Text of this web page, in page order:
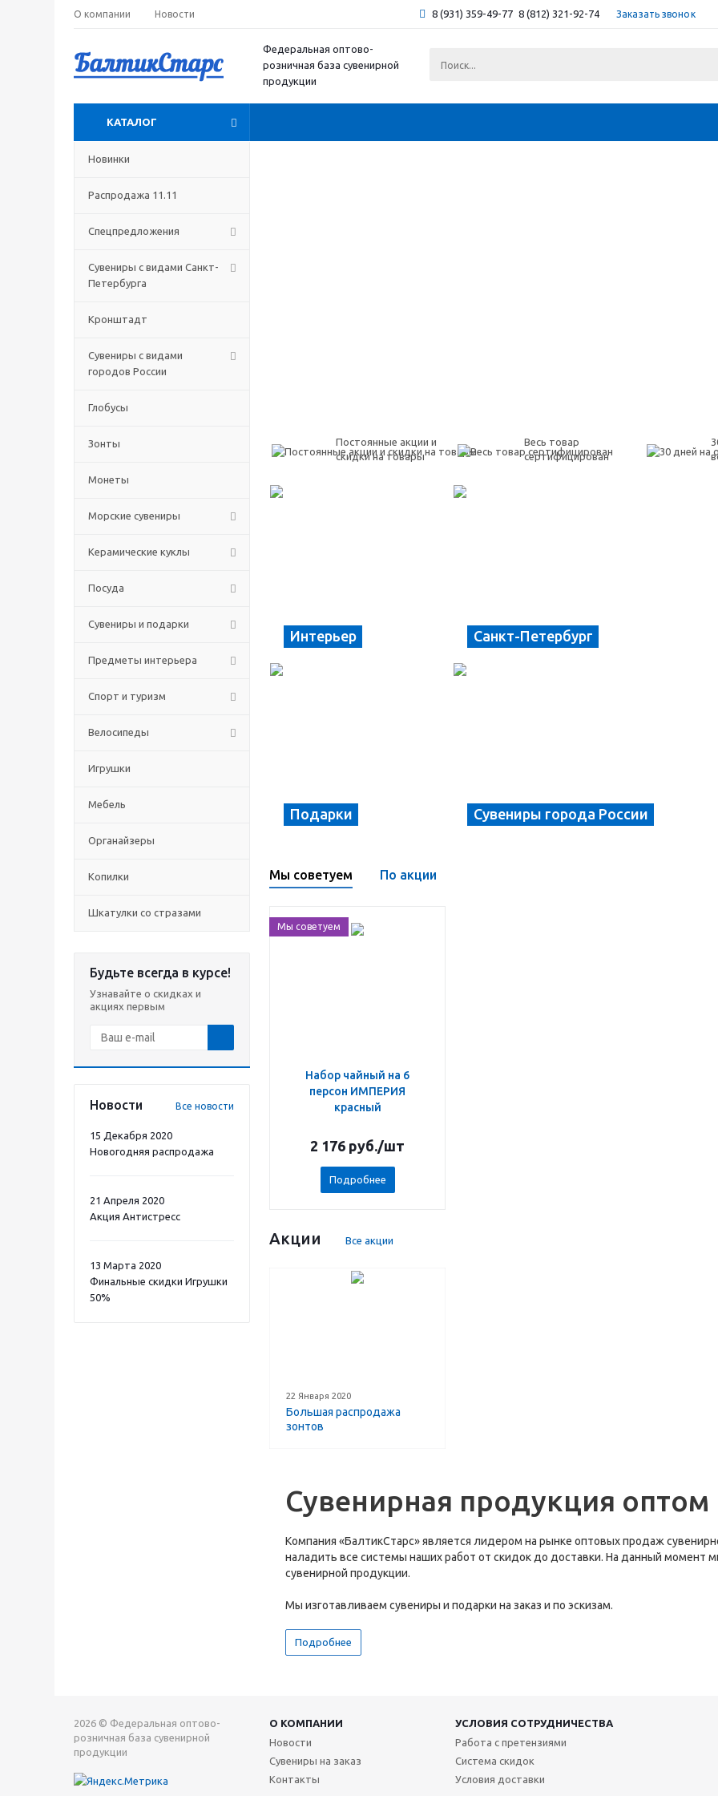
О компании Новости 8 (931) 359-49-77 8 (812) 321-92-74 Заказать звонок
Федеральная оптово-
розничная база сувенирной
продукции
КАТАЛОГ
Новинки
Распродажа 11.11
Спецпредложения
Сувениры с видами Санкт-
Петербурга
Кронштадт
Сувениры с видами
городов России
Глобусы
Зонты
Монеты
Морские сувениры
Керамические куклы
Посуда
Сувениры и подарки
Предметы интерьера
Спорт и туризм
Велосипеды
Игрушки
Мебель
Органайзеры
Копилки
Шкатулки со стразами
Будьте всегда в курсе!
Узнавайте о скидках и
акциях первым
Новости Все новости
15 Декабря 2020
Новогодняя распродажа
21 Апреля 2020
Акция Антистресс
13 Марта 2020
Финальные скидки Игрушки
50%
Постоянные акции и
скидки на товары
Весь товар
сертифицирован
Интерьер Санкт-Петербург
Подарки Сувениры города России
Мы советуем По акции
Мы советуем
Набор чайный на 6
персон ИМПЕРИЯ
красный
2 176 руб./шт
Подробнее
Акции Все акции
22 Января 2020
Большая распродажа
зонтов
Сувенирная продукция оптом
Компания «БалтикСтарс» является лидером на рынке оптовых продаж
наладить все системы наших работ от скидок до доставки. На данный
сувенирной продукции.
Мы изготавливаем сувениры и подарки на заказ и по эскизам.
Подробнее
2026 © Федеральная оптово-
розничная база сувенирной
продукции
О КОМПАНИИ
УСЛОВИЯ СОТРУДНИЧЕСТВА
Новости
Сувениры на заказ
Контакты
Работа с претензиями
Система скидок
Условия доставки